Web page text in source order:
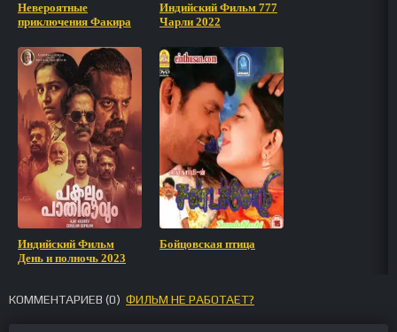
Невероятные
приключения Факира
Индийский Фильм 777
Чарли 2022
Индийский Фильм
День и полночь 2023
Бойцовская птица
КОММЕНТАРИЕВ (0) ФИЛЬМ НЕ РАБОТАЕТ?